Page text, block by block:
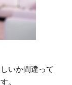
いか間違って
。